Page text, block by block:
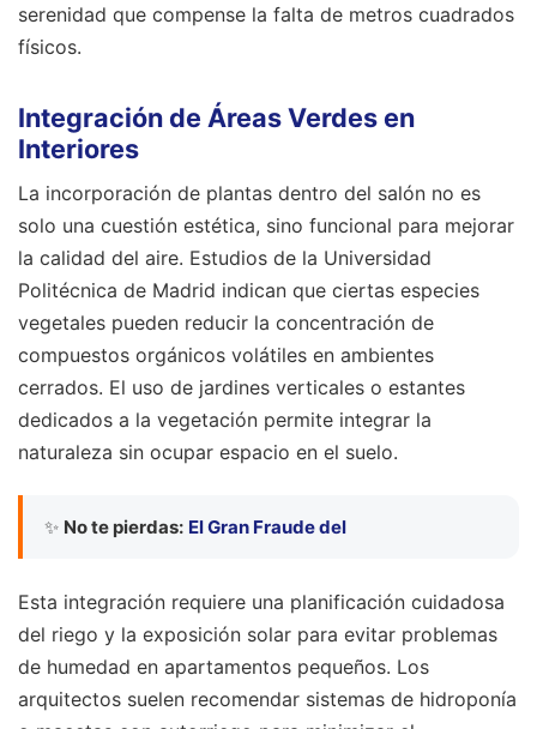
serenidad que compense la falta de metros cuadrados
físicos.
Integración de Áreas Verdes en
Interiores
La incorporación de plantas dentro del salón no es
solo una cuestión estética, sino funcional para mejorar
la calidad del aire. Estudios de la Universidad
Politécnica de Madrid indican que ciertas especies
vegetales pueden reducir la concentración de
compuestos orgánicos volátiles en ambientes
cerrados. El uso de jardines verticales o estantes
dedicados a la vegetación permite integrar la
naturaleza sin ocupar espacio en el suelo.
✨ No te pierdas: El Gran Fraude del
Esta integración requiere una planificación cuidadosa
del riego y la exposición solar para evitar problemas
de humedad en apartamentos pequeños. Los
arquitectos suelen recomendar sistemas de hidroponía